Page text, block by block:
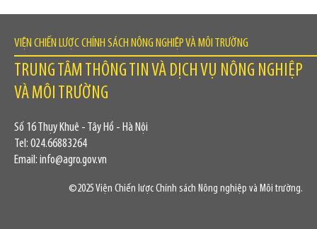
VIỆN CHIẾN LƯỢC CHÍNH SÁCH NÔNG NGHIỆP VÀ MÔI TRƯỜNG
TRUNG TÂM THÔNG TIN VÀ DỊCH VỤ NÔNG NGHIỆP
VÀ MÔI TRƯỜNG
Số 16 Thụy Khuê - Tây Hồ - Hà Nội
Tel: 024.66883264
Email: info@agro.gov.vn
©2025 Viện Chiến lược Chính sách Nông nghiệp và Môi trường.